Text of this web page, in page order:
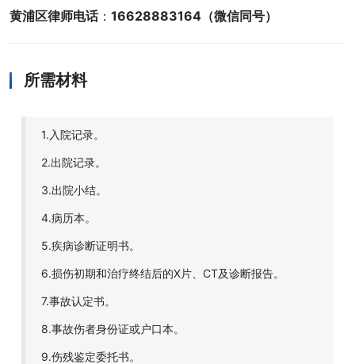
黄浦区律师电话： 16628883164（微信同号）
所需材料
1.入院记录。
2.出院记录。
3.出院小结。
4.病历本。
5.疾病诊断证明书。
6.损伤初期和治疗终结后的X片、CT及诊断报告。
7.事故认定书。
8.事故伤者身份证或户口本。
9.伤残鉴定委托书。